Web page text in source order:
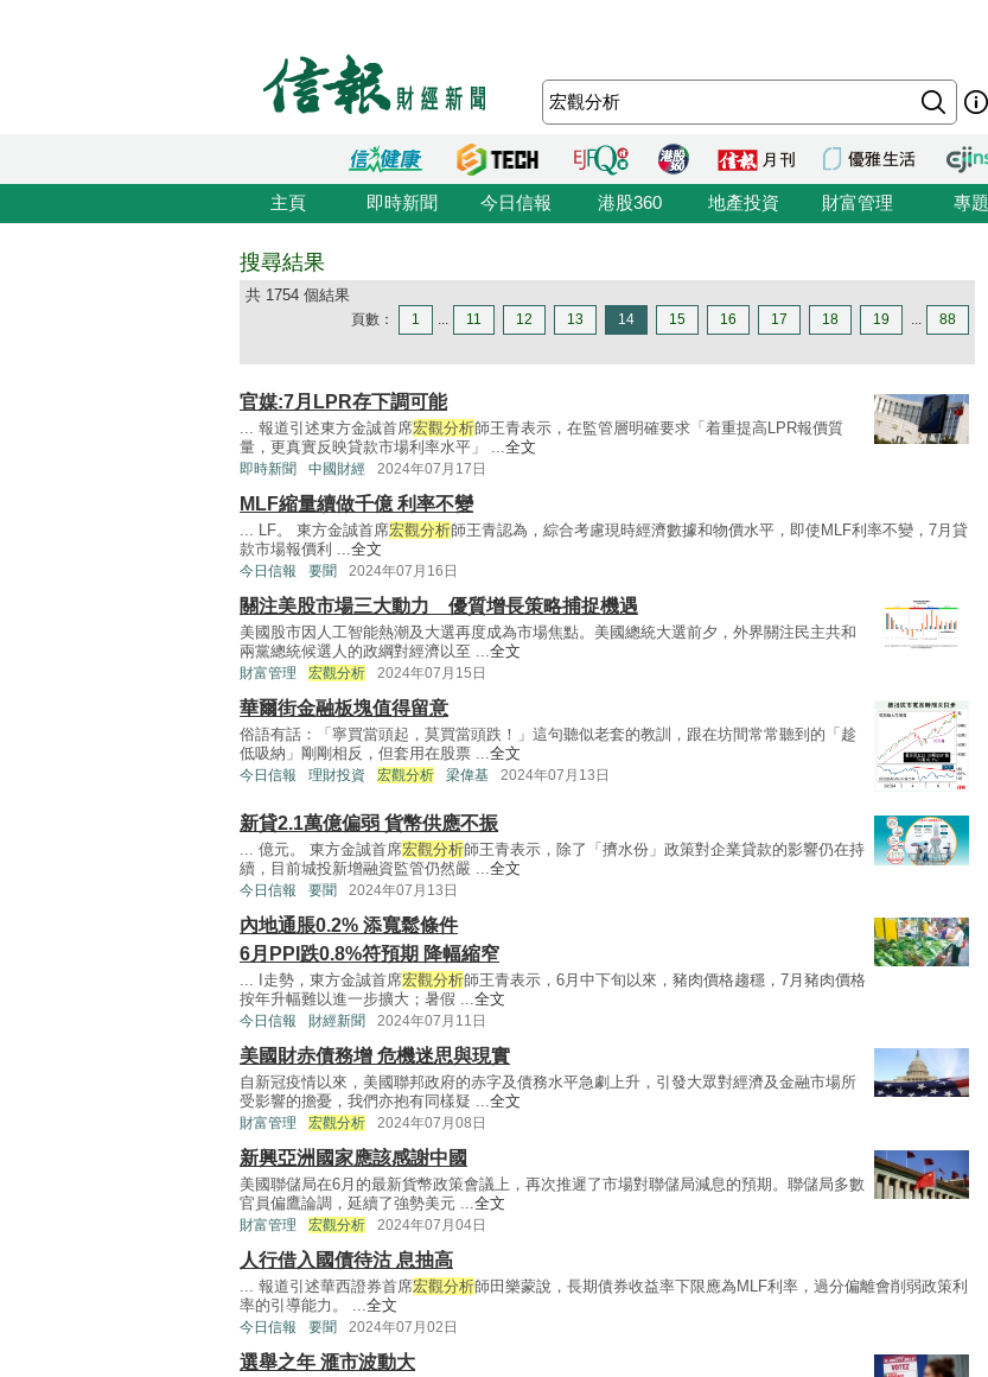
主頁 即時新聞 今日信報 港股360 地產投資 財富管理 專題
搜尋結果
共 1754 個結果
頁數： 1 ... 11 12 13 14 15 16 17 18 19 ... 88
官媒:7月LPR存下調可能
... 報道引述東方金誠首席宏觀分析師王青表示，在監管層明確要求「着重提高LPR報價質
量，更真實反映貸款市場利率水平」 ...全文
即時新聞 中國財經 2024年07月17日
MLF縮量續做千億 利率不變
... LF。 東方金誠首席宏觀分析師王青認為，綜合考慮現時經濟數據和物價水平，即使MLF利率不變，7月貸
款市場報價利 ...全文
今日信報 要聞 2024年07月16日
關注美股市場三大動力 優質增長策略捕捉機遇
美國股市因人工智能熱潮及大選再度成為市場焦點。美國總統大選前夕，外界關注民主共和
兩黨總統候選人的政綱對經濟以至 ...全文
財富管理 宏觀分析 2024年07月15日
華爾街金融板塊值得留意
俗語有話：「寧買當頭起，莫買當頭跌！」這句聽似老套的教訓，跟在坊間常常聽到的「趁
低吸納」剛剛相反，但套用在股票 ...全文
今日信報 理財投資 宏觀分析 梁偉基 2024年07月13日
新貸2.1萬億偏弱 貨幣供應不振
... 億元。 東方金誠首席宏觀分析師王青表示，除了「擠水份」政策對企業貸款的影響仍在持
續，目前城投新增融資監管仍然嚴 ... 全文
今日信報 要聞 2024年07月13日
內地通脹0.2% 添寬鬆條件
6月PPI跌0.8%符預期 降幅縮窄
... I走勢，東方金誠首席宏觀分析師王青表示，6月中下旬以來，豬肉價格趨穩，7月豬肉價格
按年升幅難以進一步擴大；暑假 ... 全文
今日信報 財經新聞 2024年07月11日
美國財赤債務增 危機迷思與現實
自新冠疫情以來，美國聯邦政府的赤字及債務水平急劇上升，引發大眾對經濟及金融市場所
受影響的擔憂，我們亦抱有同樣疑 ... 全文
財富管理 宏觀分析 2024年07月08日
新興亞洲國家應該感謝中國
美國聯儲局在6月的最新貨幣政策會議上，再次推遲了市場對聯儲局減息的預期。聯儲局多數
官員偏鷹論調，延續了強勢美元 ... 全文
財富管理 宏觀分析 2024年07月04日
人行借入國債待沽 息抽高
... 報道引述華西證券首席宏觀分析師田樂蒙說，長期債券收益率下限應為MLF利率，過分偏離會削弱政策利
率的引導能力。 ... 全文
今日信報 要聞 2024年07月02日
選舉之年 滙市波動大